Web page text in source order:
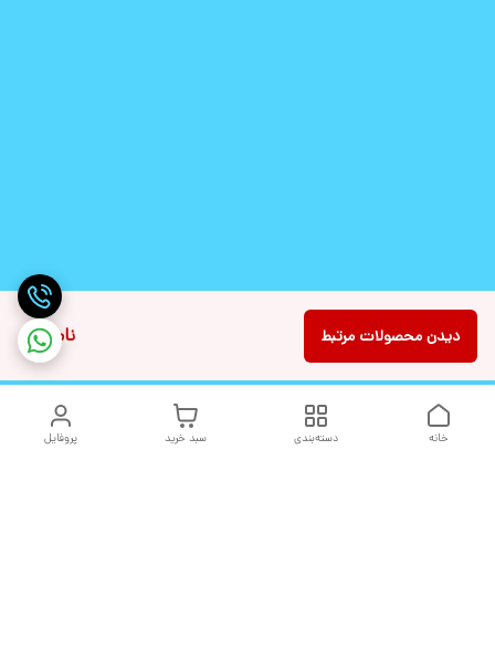
ناموجود دیدن محصولات مرتبط
پروفایل سبد خرید دسته‌بندی خانه